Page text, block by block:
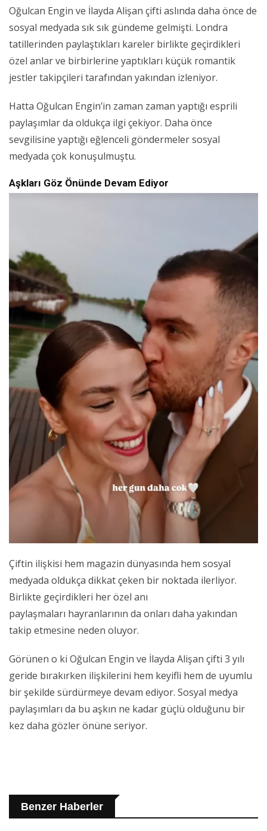
Oğulcan Engin ve İlayda Alişan çifti aslında daha önce de
sosyal medyada sık sık gündeme gelmişti. Londra
tatillerinden paylaştıkları kareler birlikte geçirdikleri
özel anlar ve birbirlerine yaptıkları küçük romantik
jestler takipçileri tarafından yakından izleniyor.
Hatta Oğulcan Engin’in zaman zaman yaptığı esprili
paylaşımlar da oldukça ilgi çekiyor. Daha önce
sevgilisine yaptığı eğlenceli göndermeler sosyal
medyada çok konuşulmuştu.
Aşkları Göz Önünde Devam Ediyor
Çiftin ilişkisi hem magazin dünyasında hem sosyal
medyada oldukça dikkat çeken bir noktada ilerliyor.
Birlikte geçirdikleri her özel anı
paylaşmaları hayranlarının da onları daha yakından
takip etmesine neden oluyor.
Görünen o ki Oğulcan Engin ve İlayda Alişan çifti 3 yılı
geride bırakırken ilişkilerini hem keyifli hem de uyumlu
bir şekilde sürdürmeye devam ediyor. Sosyal medya
paylaşımları da bu aşkın ne kadar güçlü olduğunu bir
kez daha gözler önüne seriyor.
Benzer Haberler